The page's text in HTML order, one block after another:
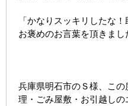
「かなりスッキリしたな
お褒めのお言葉を頂きまし
兵庫県明石市のＳ様、こ
理・ごみ屋敷・お引越し